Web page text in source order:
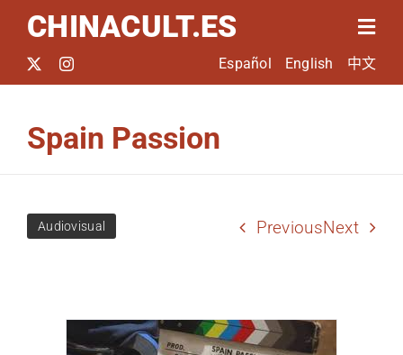
Saltar
contenido
CHINACULT.ES
Noticias
Jornadas
Español English 中文
Spain Passion
Audiovisual PreviousNext